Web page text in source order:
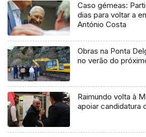
Caso gémeas:
dias para voltar a
António Costa
Obras na Ponta
no verão do
Raimundo volta à
apoiar candidatura